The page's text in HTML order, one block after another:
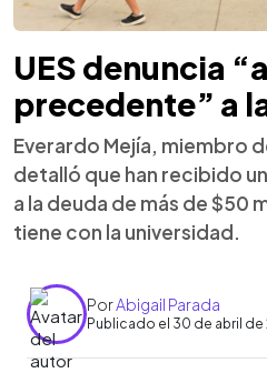
UES denuncia
precedente” a
Everardo Mejía, miembro
detalló que han recibido
a la deuda de más de $50
tiene con la universidad.
PorAbigail Parada
Publicado el 30 de abril de